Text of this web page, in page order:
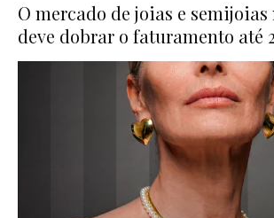
O mercado de joias e
deve dobrar o faturamento até